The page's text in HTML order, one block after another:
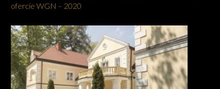
ofercie WGN – 2020